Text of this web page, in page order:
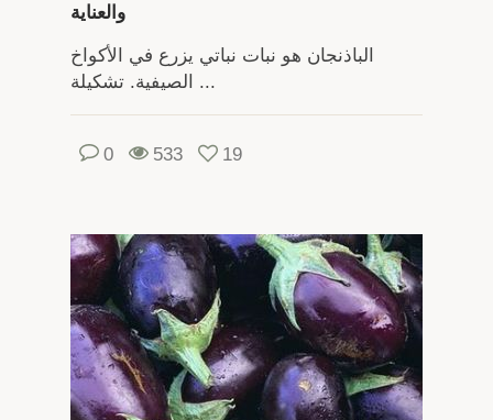
والعناية
الباذنجان هو نبات نباتي يزرع في الأكواخ
الصيفية. تشكيلة ...
0 533 19